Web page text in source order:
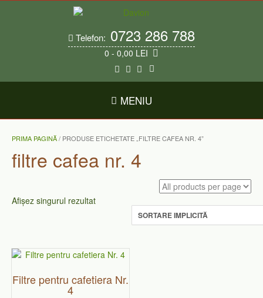
Telefon: 0723 286 788
0 - 0,00 LEI
MENIU
PRIMA PAGINĂ/ PRODUSE ETICHETATE „FILTRE CAFEA NR. 4”
filtre cafea nr. 4
Afișez singurul rezultat
Filtre pentru cafetiera Nr.
4